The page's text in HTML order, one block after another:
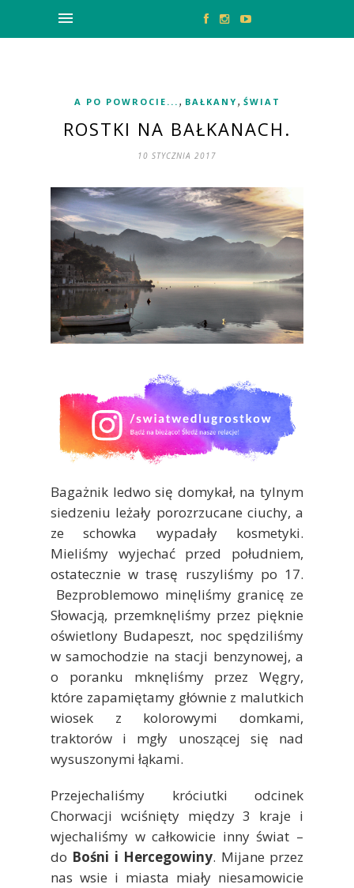
A PO POWROCIE... , BAŁKANY , ŚWIAT
ROSTKI NA BAŁKANACH.
10 STYCZNIA 2017
Bagażnik ledwo się domykał, na tylnym
siedzeniu leżały porozrzucane ciuchy, a
ze schowka wypadały kosmetyki.
Mieliśmy wyjechać przed południem,
ostatecznie w trasę ruszyliśmy po 17.
Bezproblemowo minęliśmy granicę ze
Słowacją, przemknęliśmy przez pięknie
oświetlony Budapeszt, noc spędziliśmy
w samochodzie na stacji benzynowej, a
o poranku mknęliśmy przez Węgry,
które zapamiętamy głównie z malutkich
wiosek z kolorowymi domkami,
traktorów i mgły unoszącej się nad
wysuszonymi łąkami.
Przejechaliśmy króciutki odcinek
Chorwacji wciśnięty między 3 kraje i
wjechaliśmy w całkowicie inny świat –
do Bośni i Hercegowiny. Mijane przez
nas wsie i miasta miały niesamowicie